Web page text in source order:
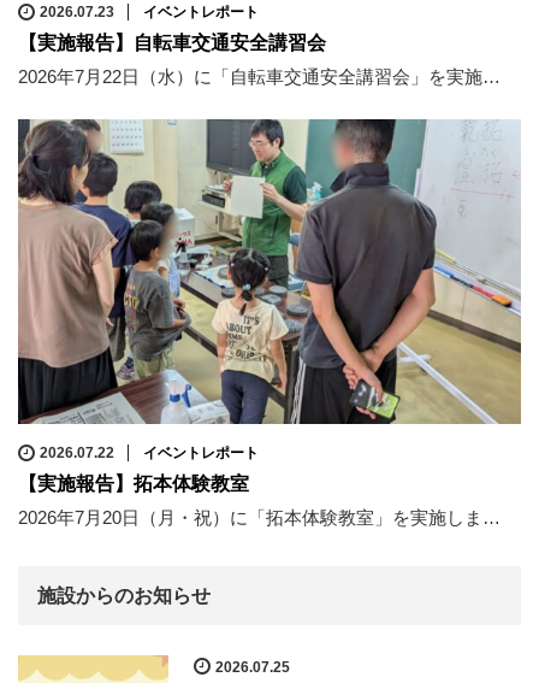
2026.07.23 イベントレポート
【実施報告】自転車交通安全講習会
2026年7月22日（水）に「自転車交通安全講習会」を実施…
2026.07.22 イベントレポート
【実施報告】拓本体験教室
2026年7月20日（月・祝）に「拓本体験教室」を実施しま…
施設からのお知らせ
2026.07.25